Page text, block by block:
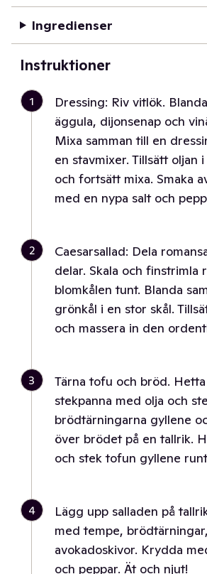
Ingredienser
Instruktioner
1
Dressing: Riv vitlök.
äggula, dijonsenap och
Mixa samman till en
en stavmixer. Tillsätt oljan
och fortsätt mixa. Smaka
med en nypa salt och
2
Caesarsallad: Dela
delar. Skala och finstrimla
blomkålen tunt. Blanda
grönkål i en stor skål.
och massera in den
3
Tärna tofu och bröd.
stekpanna med olja och
brödtärningarna gyllene
över brödet på en tallrik.
och stek tofun gyllene
4
Lägg upp salladen på
med tempe,
avokadoskivor. Krydda
och peppar. Ät och njut!